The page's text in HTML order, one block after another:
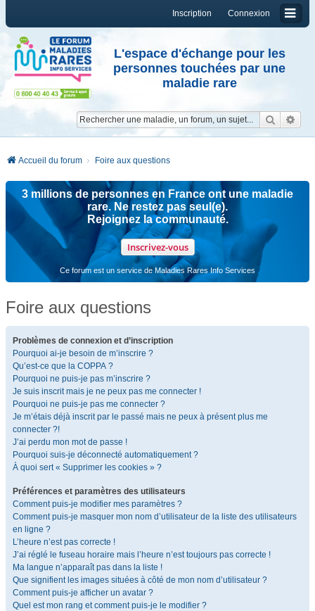
Connexion
Inscription
L'espace d'échange pour les
personnes touchées par une
maladie rare
Accueil du forum Foire aux questions
3 millions de personnes en France ont une maladie
rare. Ne restez pas seul(e).
Rejoignez la communauté.
Inscrivez-vous
Ce forum est un service de Maladies Rares Info Services
Foire aux questions
Problèmes de connexion et d’inscription
Pourquoi ai-je besoin de m’inscrire ?
Qu’est-ce que la COPPA ?
Pourquoi ne puis-je pas m’inscrire ?
Je suis inscrit mais je ne peux pas me connecter !
Pourquoi ne puis-je pas me connecter ?
Je m’étais déjà inscrit par le passé mais ne peux à présent plus me
connecter ?!
J’ai perdu mon mot de passe !
Pourquoi suis-je déconnecté automatiquement ?
À quoi sert « Supprimer les cookies » ?
Préférences et paramètres des utilisateurs
Comment puis-je modifier mes paramètres ?
Comment puis-je masquer mon nom d’utilisateur de la liste des utilisateurs
en ligne ?
L’heure n’est pas correcte !
J’ai réglé le fuseau horaire mais l’heure n’est toujours pas correcte !
Ma langue n’apparaît pas dans la liste !
Que signifient les images situées à côté de mon nom d’utilisateur ?
Comment puis-je afficher un avatar ?
Quel est mon rang et comment puis-je le modifier ?